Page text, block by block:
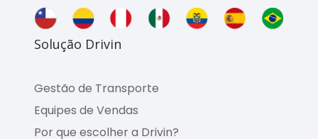
Solução Drivin
Gestão de Transporte
Equipes de Vendas
Por que escolher a Drivin?